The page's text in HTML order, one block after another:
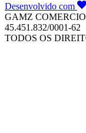
Desenvolvido com
GAMZ
45.451.832/0001-62
TODOS OS